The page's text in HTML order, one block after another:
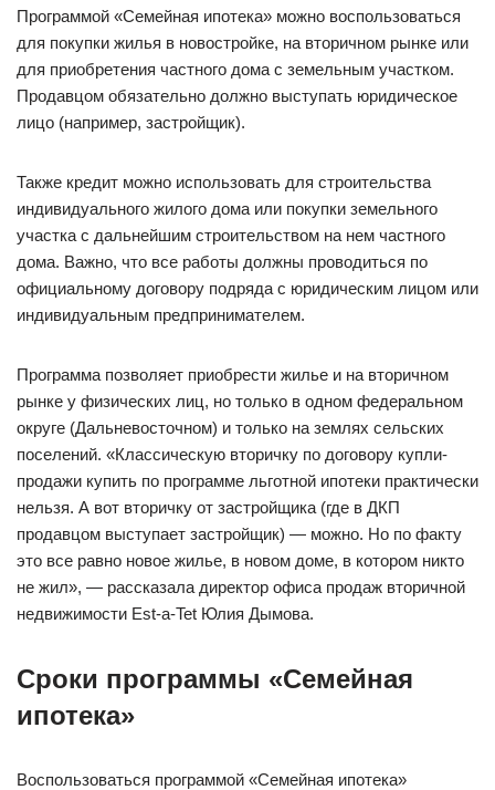
Программой «Семейная ипотека» можно воспользоваться
для покупки жилья в новостройке, на вторичном рынке или
для приобретения частного дома с земельным участком.
Продавцом обязательно должно выступать юридическое
лицо (например, застройщик).
Также кредит можно использовать для строительства
индивидуального жилого дома или покупки земельного
участка с дальнейшим строительством на нем частного
дома. Важно, что все работы должны проводиться по
официальному договору подряда с юридическим лицом или
индивидуальным предпринимателем.
Программа позволяет приобрести жилье и на вторичном
рынке у физических лиц, но только в одном федеральном
округе (Дальневосточном) и только на землях сельских
поселений. «Классическую вторичку по договору купли-
продажи купить по программе льготной ипотеки практически
нельзя. А вот вторичку от застройщика (где в ДКП
продавцом выступает застройщик) — можно. Но по факту
это все равно новое жилье, в новом доме, в котором никто
не жил», — рассказала директор офиса продаж вторичной
недвижимости Est-a-Tet Юлия Дымова.
Сроки программы «Семейная
ипотека»
Воспользоваться программой «Семейная ипотека»